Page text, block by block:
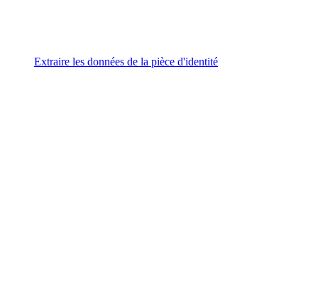
Extraire les données de la pièce d'identité